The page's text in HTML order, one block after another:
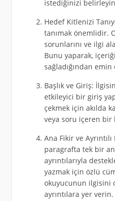
istediğinizi
Hedef Kitlenizi
tanımak önemlidir.
sorunlarını ve ilgi
Bunu yaparak,
sağladığından
Başlık ve Giriş:
etkileyici bir giriş
çekmek için akılda
veya soru içeren bir
Ana Fikir ve
paragrafta tek bir
ayrıntılarıyla
yazmak için özlü
okuyucunun ilgisini
ayrıntılara yer verin.